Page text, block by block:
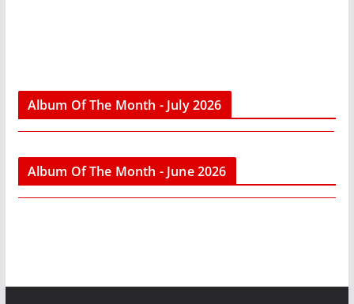
Album Of The Month - July 2026
Album Of The Month - June 2026